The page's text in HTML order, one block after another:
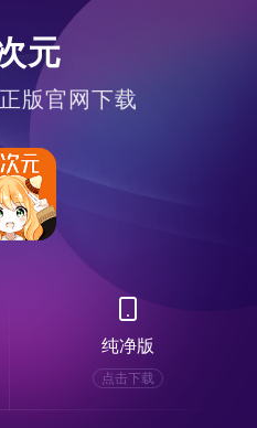
元
版官网下载
纯净版
点击下载